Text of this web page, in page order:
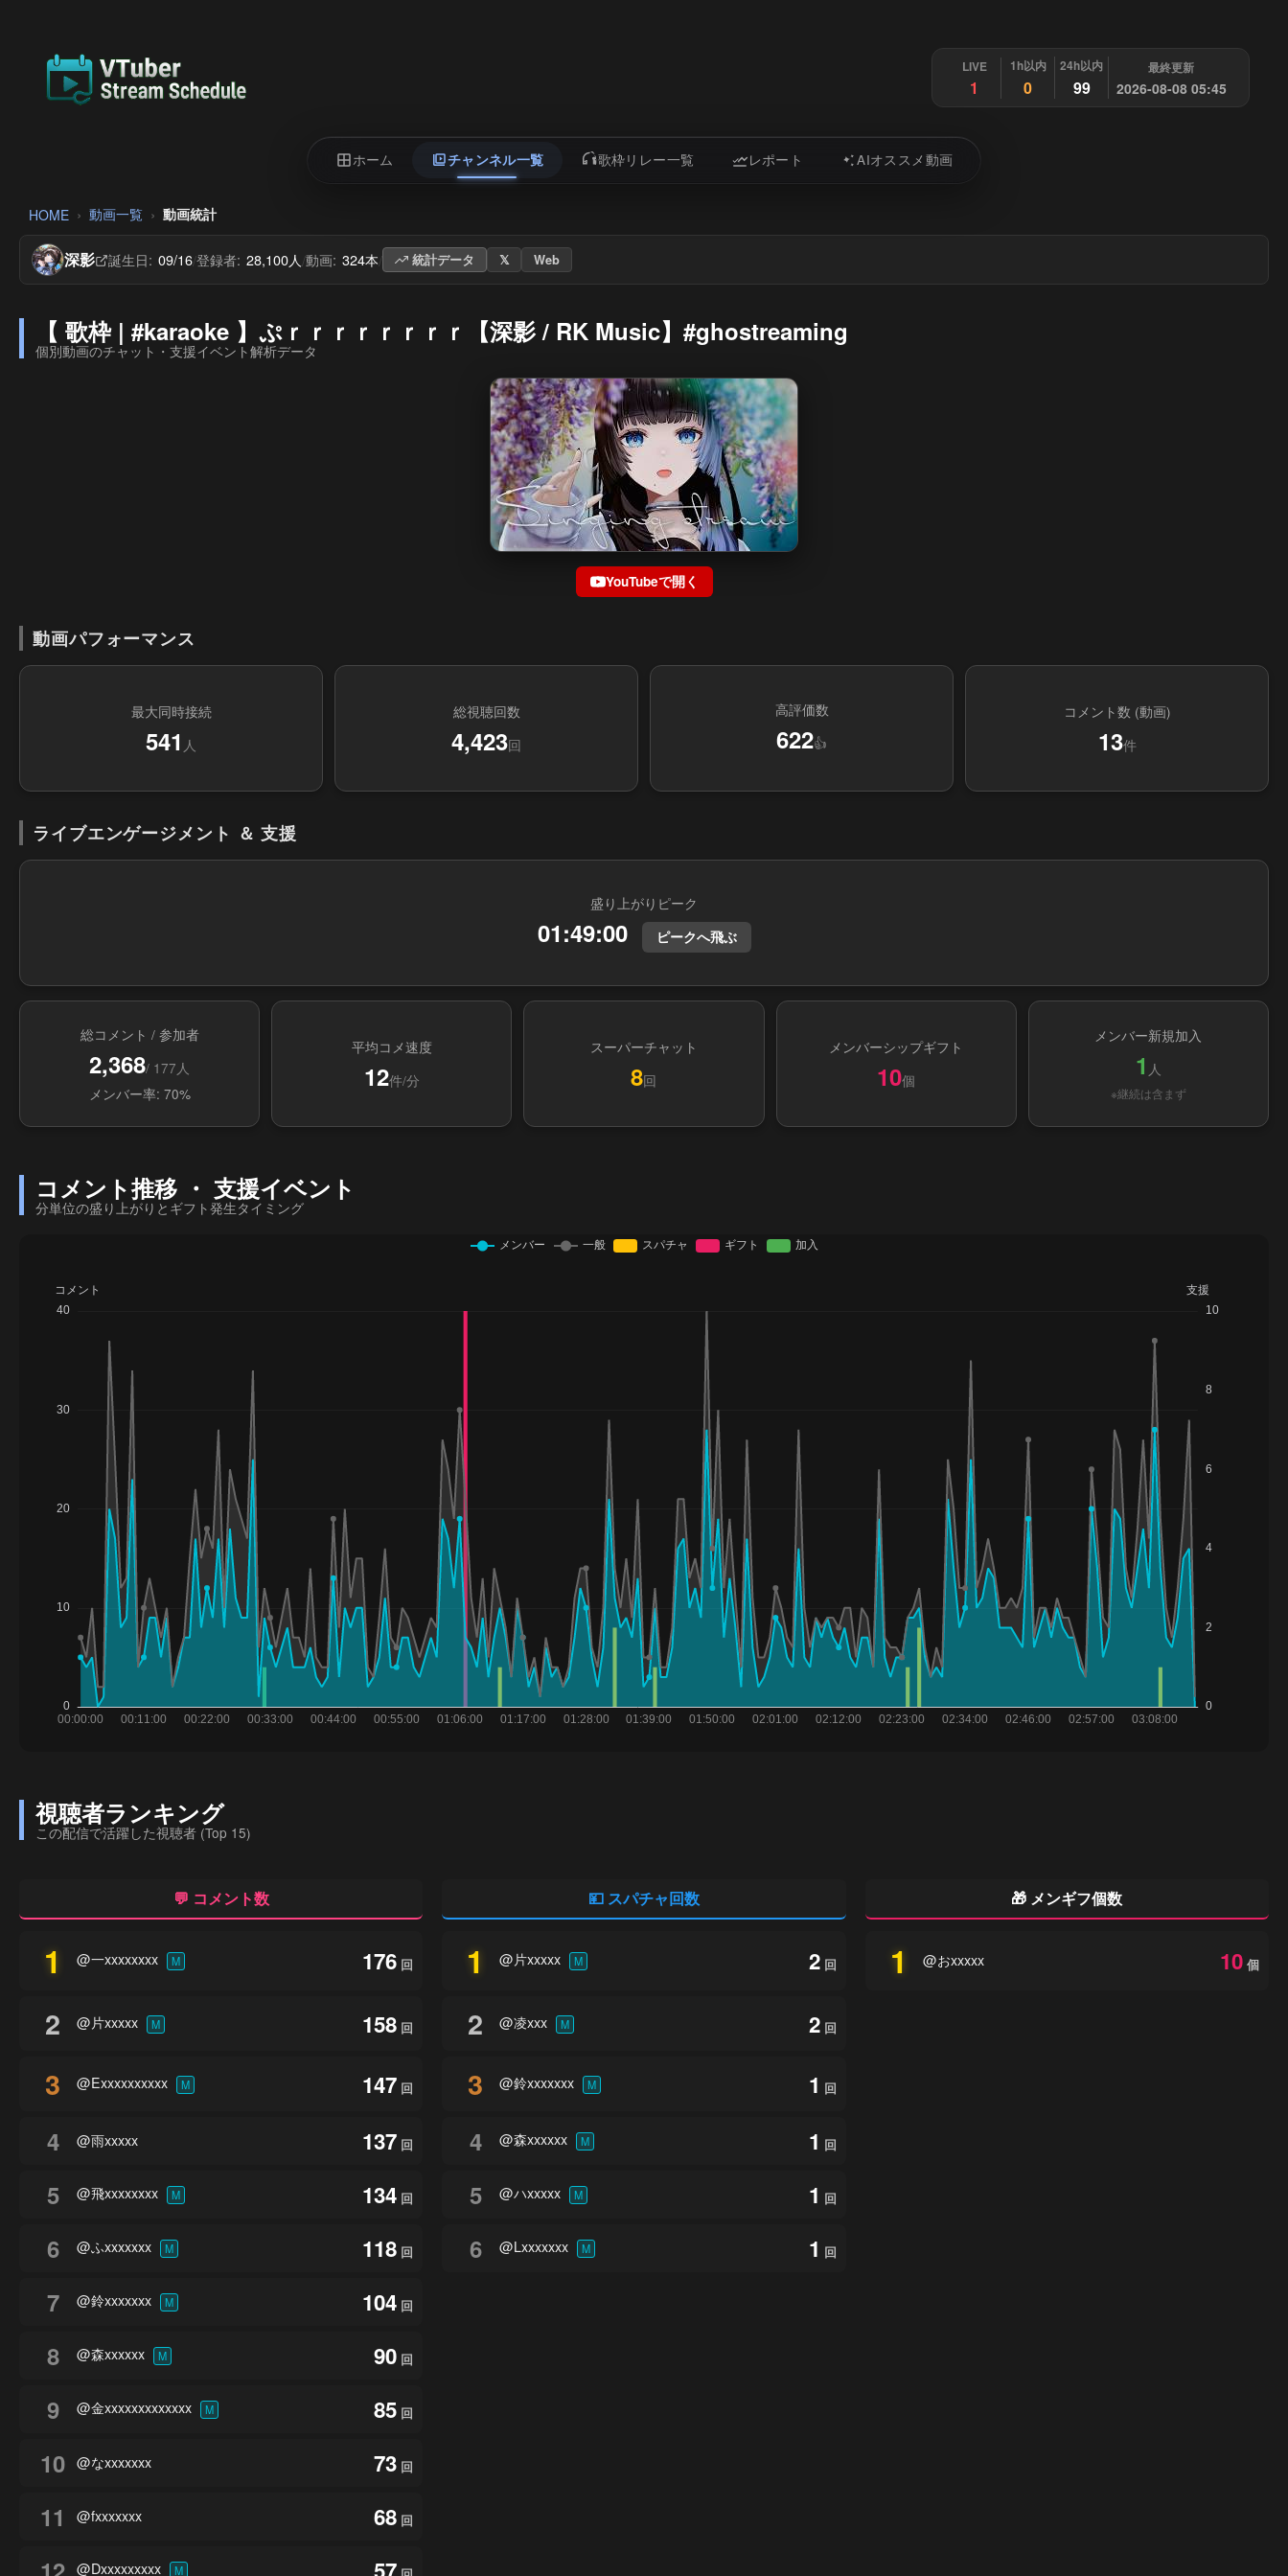
LIVE
1
1h以内
0
24h以内
99
最終更新
2026-08-08 05:45
ホーム チャンネル一覧 歌枠リレー一覧 レポート AIオススメ動画
HOME 動画一覧 動画統計
深影 誕生日: 09/16/登録者: 28,100人/動画: 324本/ 統計データ 𝕏 Web
【 歌枠 | #karaoke 】ぷｒｒｒｒｒｒｒｒ【深影 / RK Music】#ghostreaming
個別動画のチャット・支援イベント解析データ
YouTubeで開く
動画パフォーマンス
最大同時接続
541 人
総視聴回数
4,423回
高評価数
622👍
コメント数 (動画)
13件
ライブエンゲージメント ＆ 支援
盛り上がりピーク
01:49:00 ピークへ飛ぶ
総コメント / 参加者
2,368/ 177人
メンバー率: 70%
平均コメ速度
12件/分
スーパーチャット
8回
メンバーシップギフト
10個
メンバー新規加入
1 人
※継続は含まず
コメント推移 ・ 支援イベント
分単位の盛り上がりとギフト発生タイミング
視聴者ランキング
この配信で活躍した視聴者 (Top 15)
💬 コメント数
1 @一xxxxxxxx M 176 回
2 @片xxxxx M 158 回
3 @Exxxxxxxxxx M 147 回
4 @雨xxxxx 137 回
5 @飛xxxxxxxx M 134 回
6 @ふxxxxxxx M 118 回
7 @鈴xxxxxxx M 104 回
8 @森xxxxxx M 90 回
9 @金xxxxxxxxxxxxx M 85 回
10 @なxxxxxxx 73 回
11 @fxxxxxxx 68 回
@Dxxxxxxxxx M
💴 スパチャ回数
1 @片xxxxx M 2 回
2 @凌xxx M 2 回
3 @鈴xxxxxxx M 1 回
4 @森xxxxxx M 1 回
5 @ハxxxxx M 1 回
6 @Lxxxxxxx M 1 回
🎁 メンギフ個数
1 @おxxxxx 10 個